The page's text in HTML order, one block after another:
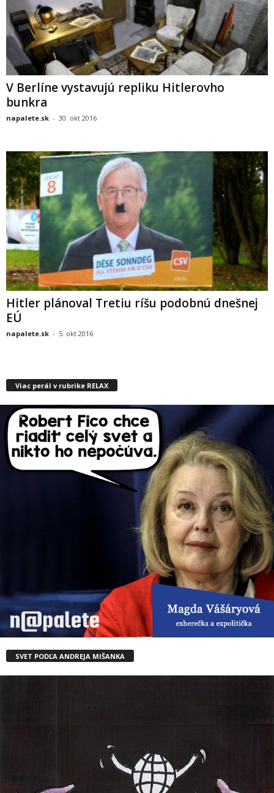
V Berlíne vystavujú repliku Hitlerovho
bunkra
napalete.sk - 30. okt 2016
Hitler plánoval Tretiu ríšu podobnú dnešnej
EÚ
napalete.sk - 5. okt 2016
Viac perál v rubrike RELAX
SVET PODĽA ANDREJA MIŠANKA